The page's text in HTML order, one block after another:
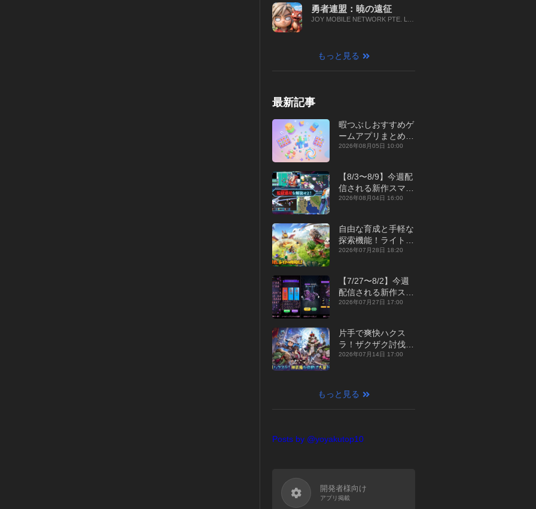
勇者連盟：暁の遠征
JOY MOBILE NETWORK PTE. LT
もっと見る
最新記事
暇つぶしおすすめゲ
ームアプリまとめ｜
オフライン対応あり
2026年08月05日 10:00
【8/3〜8/9】今週配
信される新作スマホ
ゲームをまとめてお
2026年08月04日 16:00
自由な育成と手軽な
探索機能！ライトカ
ジュアルMMORPG
征』【最新作PICKU
P】
2026年07月28日 18:20
【7/27〜8/2】今週
配信される新作スマ
ホゲームをまとめて
年】
2026年07月27日 17:00
片手で爽快ハクス
ラ！ザクザク討伐し
て神装備を集める放
【最新作PICKUP】
2026年07月14日 17:00
もっと見る
Posts by @yoyakutop10
開発者様向け
アプリ掲載